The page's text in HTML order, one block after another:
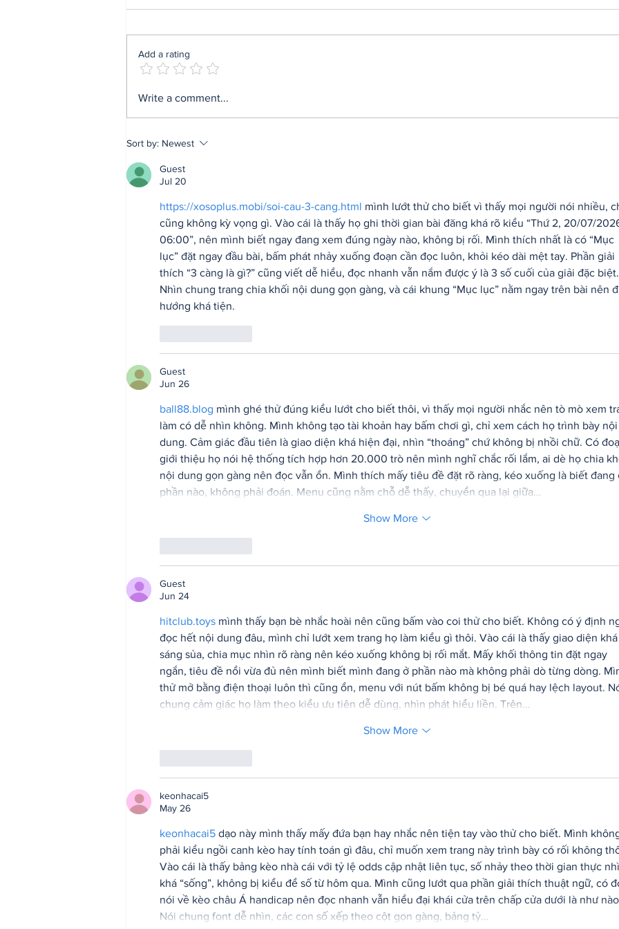
ARI Simulation Brings
to Indian Navy Training
After Zen Technologies
Acquisition
Stores Across China
Add a rating
Write a comment...
Sort by: Newest
Guest
Jul 20
https://xosoplus.mobi/soi-cau-3-cang.html mình lướt thử cho biết vì thấy mọi người nói nhiều,
cũng không kỳ vọng gì. Vào cái là thấy họ ghi thời gian bài đăng khá rõ kiểu “Thứ 2, 20/07/
06:00”, nên mình biết ngay đang xem đúng ngày nào, không bị rối. Mình thích nhất là có “Mục
lục” đặt ngay đầu bài, bấm phát nhảy xuống đoạn cần đọc luôn, khỏi kéo dài mệt tay. Phần giải
thích “3 càng là gì?” cũng viết dễ hiểu, đọc nhanh vẫn nắm được ý là 3 số cuối của giải đặc biệt.
Nhìn chung trang chia khối nội dung gọn gàng, và cái khung “Mục lục” nằm ngay trên bài nên
hướng khá tiện.
Guest
Jun 26
ball88.blog mình ghé thử đúng kiểu lướt cho biết thôi, vì thấy mọi người nhắc nên tò mò xem
làm có dễ nhìn không. Mình không tạo tài khoản hay bấm chơi gì, chỉ xem cách họ trình bày nội
dung. Cảm giác đầu tiên là giao diện khá hiện đại, nhìn “thoáng” chứ không bị nhồi chữ. Có
giới thiệu họ nói hệ thống tích hợp hơn 20.000 trò nên mình nghĩ chắc rối lắm, ai dè họ chia
nội dung gọn gàng nên đọc vẫn ổn. Mình thích mấy tiêu đề đặt rõ ràng, kéo xuống là biết đang
phần nào, không phải đoán. Menu cũng nằm chỗ dễ thấy, chuyển qua lại giữa…
Show More
Guest
Jun 24
hitclub.toys mình thấy bạn bè nhắc hoài nên cũng bấm vào coi thử cho biết. Không có ý định
đọc hết nội dung đâu, mình chỉ lướt xem trang họ làm kiểu gì thôi. Vào cái là thấy giao diện khá
sáng sủa, chia mục nhìn rõ ràng nên kéo xuống không bị rối mắt. Mấy khối thông tin đặt ngay
ngắn, tiêu đề nổi vừa đủ nên mình biết mình đang ở phần nào mà không phải dò từng dòng.
thử mở bằng điện thoại luôn thì cũng ổn, menu với nút bấm không bị bé quá hay lệch layout.
chung cảm giác họ làm theo kiểu ưu tiên dễ dùng, nhìn phát hiểu liền. Trên…
Show More
keonhacai5
May 26
keonhacai5 dạo này mình thấy mấy đứa bạn hay nhắc nên tiện tay vào thử cho biết. Mình
phải kiểu ngồi canh kèo hay tính toán gì đâu, chỉ muốn xem trang này trình bày có rối không
Vào cái là thấy bảng kèo nhà cái với tỷ lệ odds cập nhật liên tục, số nhảy theo thời gian thực
khá “sống”, không bị kiểu để số từ hôm qua. Mình cũng lướt qua phần giải thích thuật ngữ, có
nói về kèo châu Á handicap nên đọc nhanh vẫn hiểu đại khái cửa trên chấp cửa dưới là như
Nói chung font dễ nhìn, các con số xếp theo cột gọn gàng, bảng tỷ…